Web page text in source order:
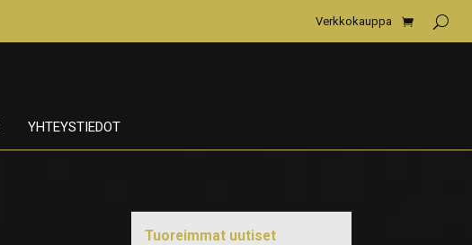
Verkkokauppa
YHTEYSTIEDOT
Tuoreimmat uutiset